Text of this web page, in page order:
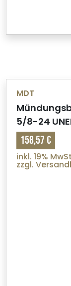
MDT
5/8-24
158,57 €
inkl. 19%
zzgl.